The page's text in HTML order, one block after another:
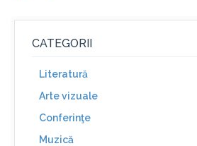
CATEGORII
Literatură
Arte vizuale
Conferinţe
Muzică